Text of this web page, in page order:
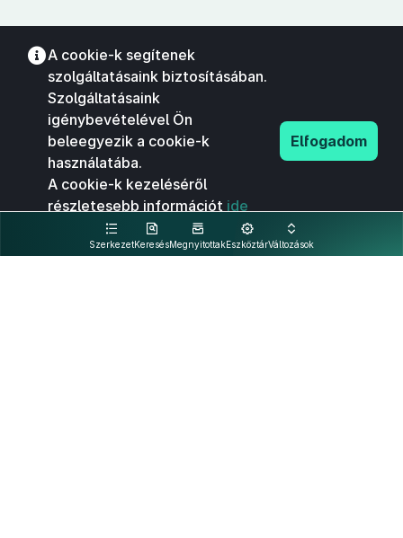
SzerkezetKeresésMegnyitottakEszköztárVáltozások
A cookie-k segítenek
szolgáltatásaink biztosításában.
Szolgáltatásaink
igénybevételével Ön
beleegyezik a cookie-k
használatába.
A cookie-k kezeléséről
részletesebb információt ide
kattintva olvashat.
Elfogadom